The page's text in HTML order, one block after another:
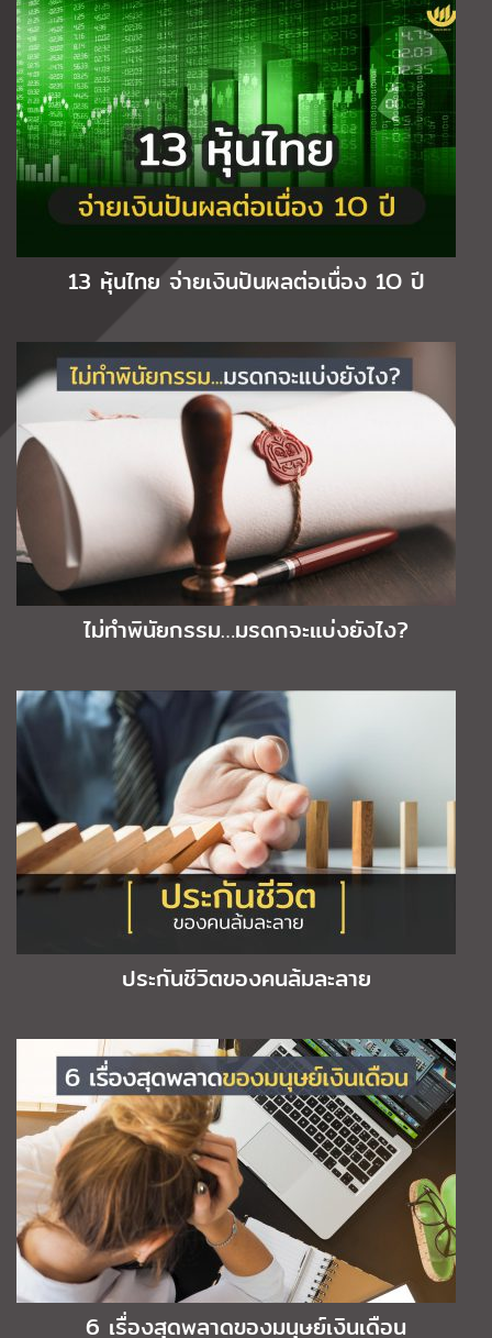
13 หุ้นไทย จ่ายเงินปันผลต่อเนื่อง 1O ปี
ไม่ทำพินัยกรรม…มรดกจะแบ่งยังไง?
ประกันชีวิตของคนล้มละลาย
6 เรื่องสุดพลาดของมนุษย์เงินเดือน